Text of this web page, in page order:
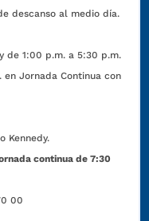
descanso al medio día.
1:00 p.m. a 5:30 p.m.
Continua con
Kennedy.
continua de 7:30
00